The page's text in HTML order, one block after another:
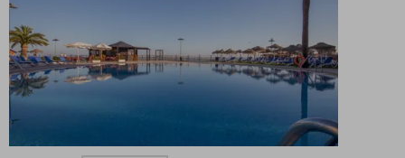
kleine
meerprijs